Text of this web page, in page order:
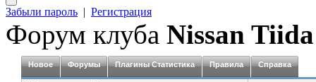
Забыли пароль | Регистрация
Форум клуба Nissan Tiida
Новое Форумы Плагины Статистика Правила Справка